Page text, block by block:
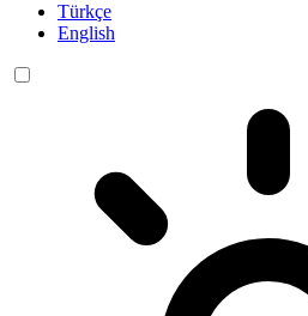
Türkçe
English